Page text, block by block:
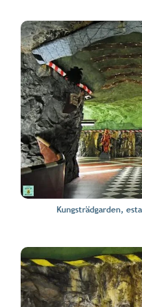
Kungsträdgarden,